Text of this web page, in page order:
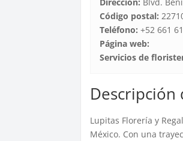
Código postal:
Teléfono: +52 661
Página web:
Servicios de
Descripción
Lupitas Florería y
México. Con una